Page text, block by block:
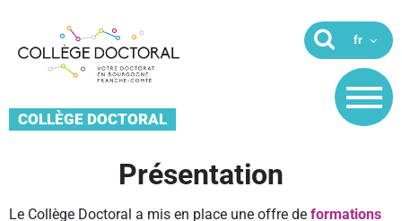
COLLÈGE DOCTORAL
Présentation
Le Collège Doctoral a mis en place une offre de formations